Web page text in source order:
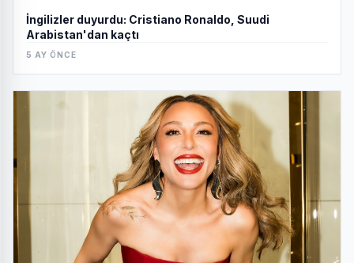
İngilizler duyurdu: Cristiano Ronaldo, Suudi
Arabistan'dan kaçtı
5 AY ÖNCE